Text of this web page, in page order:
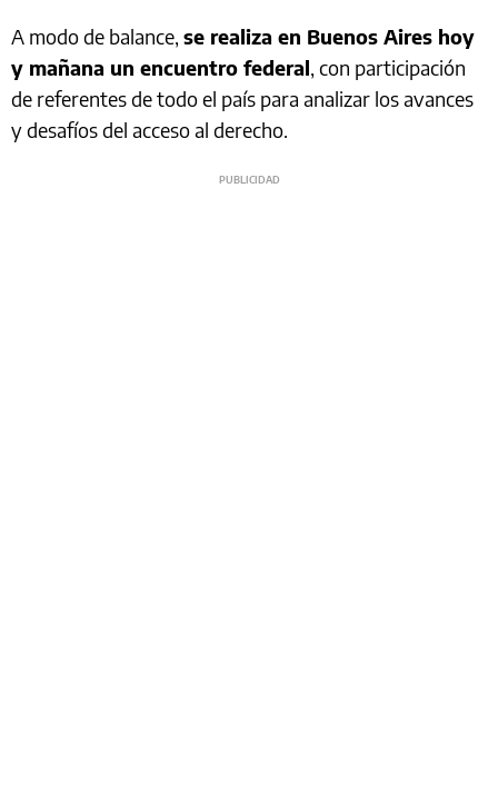
A modo de balance, se realiza en Buenos Aires hoy
y mañana un encuentro federal, con participación
de referentes de todo el país para analizar los avances
y desafíos del acceso al derecho.